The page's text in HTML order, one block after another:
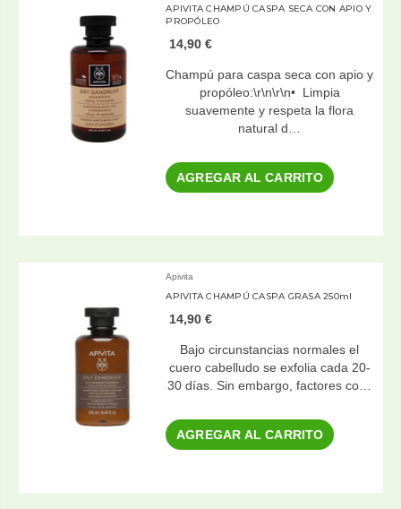
APIVITA CHAMPÚ CASPA SECA CON APIO Y
PROPÓLEO
14,90 €
Champú para caspa seca con apio y
propóleo:\r\n\r\n• Limpia
suavemente y respeta la flora
natural d…
AGREGAR AL CARRITO
Apivita
APIVITA CHAMPÚ CASPA GRASA 250ml
14,90 €
Bajo circunstancias normales el
cuero cabelludo se exfolia cada 20-
30 días. Sin embargo, factores co…
AGREGAR AL CARRITO